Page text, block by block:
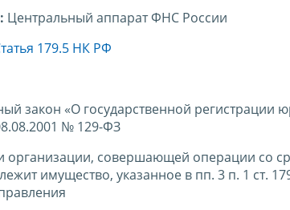
Центральный аппарат ФНС России
179.5 НК РФ
закон «О государственной регистрации
№ 129-ФЗ
организации, совершающей операции со
имущество, указанное в пп. 3 п. 1 ст.